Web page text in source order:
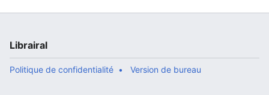
Librairal
Politique de confidentialité Version de bureau